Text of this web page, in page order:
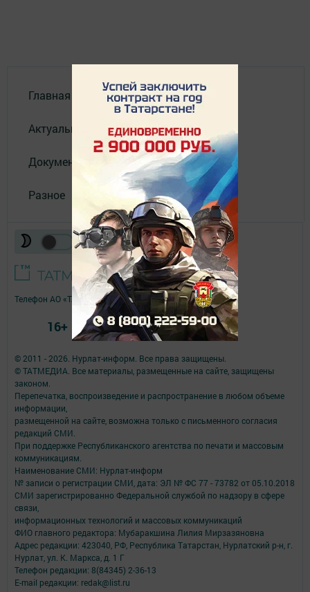
Главная
Актуальное видео
Документы
Разное
© 2011 - 2026. Нурлат-⁠информ. Все права защищены.
© ТАТМЕДИА. Все материалы, размещенные на сайте, защищены
законом.
Перепечатка, воспроизведение и распространение в любом объеме
информации,
размещенной на сайте, возможна только с письменного согласия
редакций СМИ.
При поддержке Республиканского агентства по печати и массовым
коммуникациям.
Наименование СМИ: Нурлат-⁠информ
№ записи о регистрации СМИ, дата: ЭЛ № ФС 77 -⁠ 73782 от 05.10.2018
СМИ зарегистрированно Федеральной службой по надзору в сфере
связи,
информационных технологий и массовых коммуникаций
ФИО главного редактора: Мубаракшина Лилия Мирзазяновна
Адрес редакции: 423040, РФ, Республика Татарстан, Нурлатский р-н, г.
Нурлат, ул. К. Маркса, д. 1 Г
Телефон редакции: 8(84345) 2-36-13
E-mail редакции: redak@list.ru
Телефон АО «ТАТМЕДИА»:(843) 222 09 84
16+